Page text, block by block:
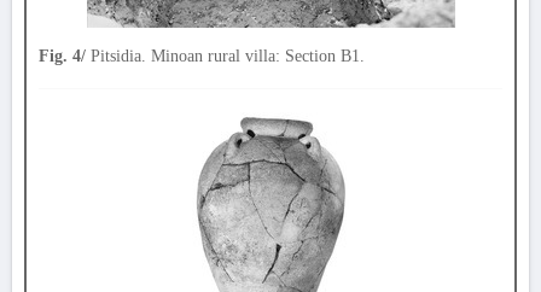
Fig. 4/ Pitsidia. Minoan rural villa: Section B1.